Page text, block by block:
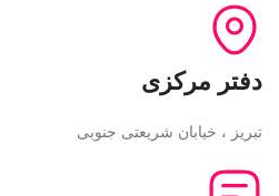
دفتر مرکزی
تبریز ، خیابان شریعتی جنوبی